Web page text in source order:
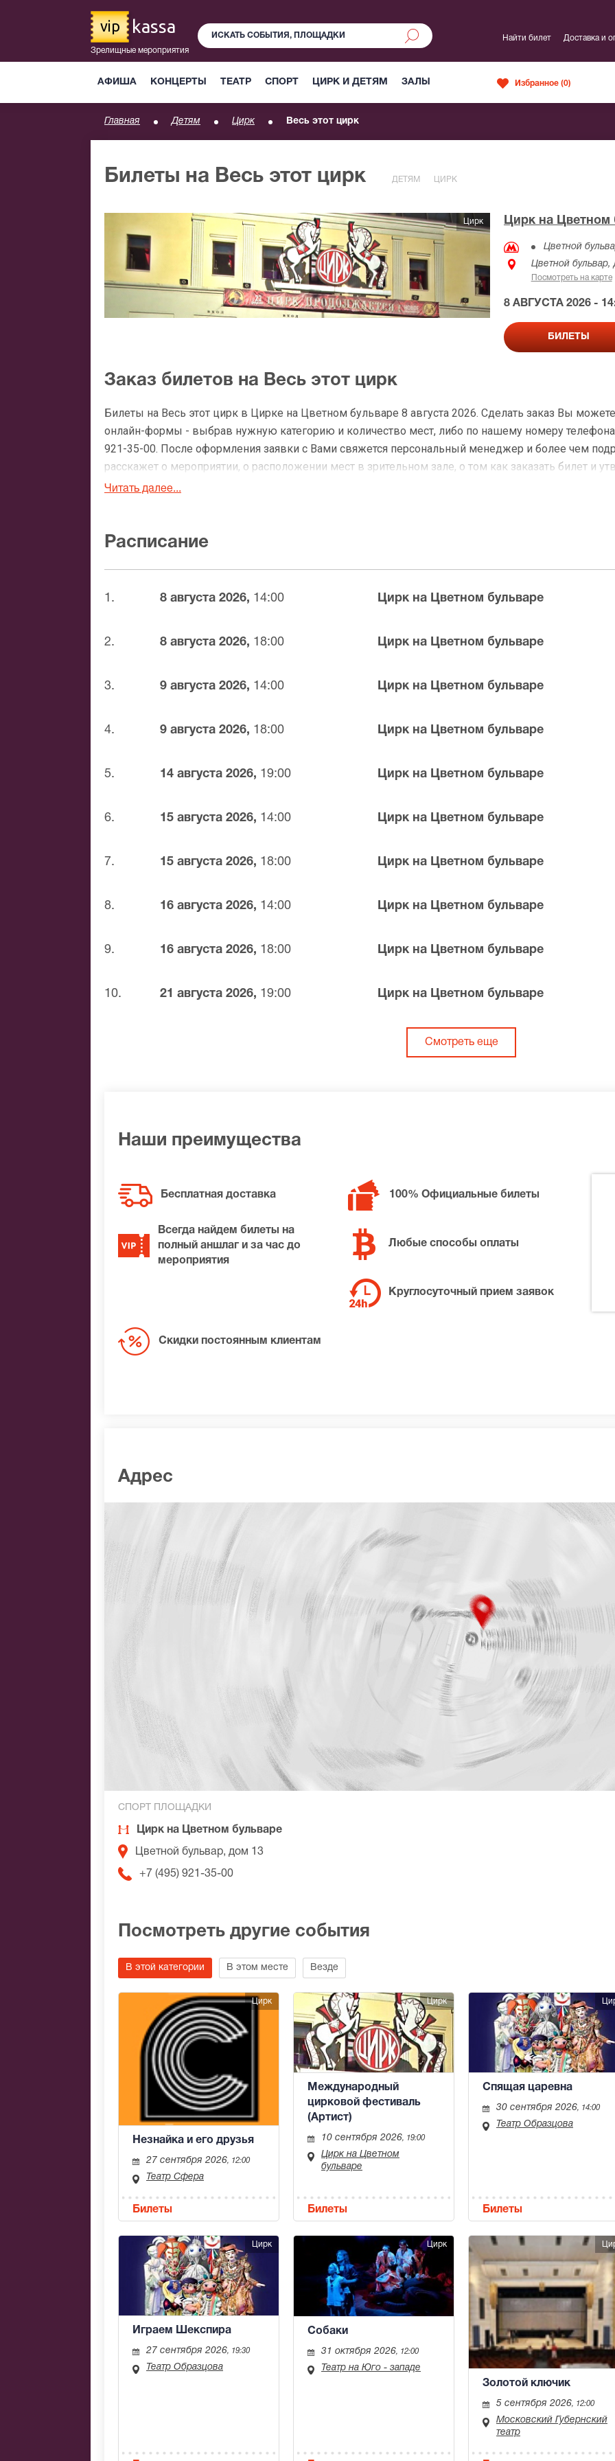
vip kassa
Зрелищные мероприятия
АФИША КОНЦЕРТЫ ТЕАТР СПОРТ ЦИРК И ДЕТЯМ ЗАЛЫ
Найти билет Доставка и
Избранное (0)
Главная Детям Цирк Весь этот цирк
Билеты на Весь этот цирк ДЕТЯМ ЦИРК
Цирк Цирк на Цветном
Цветной
Цветной бульвар,
Посмотреть на карте
8 АВГУСТА 2026 -
БИЛЕТЫ
Заказ билетов на Весь этот цирк
Билеты на Весь этот цирк в Цирке на Цветном бульваре 8 августа 2026. Сделать заказ Вы
онлайн-формы - выбрав нужную категорию и количество мест, либо по нашему номеру
921-35-00. После оформления заявки с Вами свяжется персональный менеджер и более чем
расскажет о мероприятии, о расположении мест в зрительном зале, о том как заказать билет и
доставки.
После бронирования билетов, ожидайте доставку по Москве в течение не более 2-х часов.
доставка билетов осуществляется в пределах МКАД возле метро или в пешей доступности.
Банковским переводом
бульваре. Если не удалось найти нужные билеты на Весь этот цирк, позвоните нам в call-центр и
Читать далее...
Расписание
1. 8 августа 2026, 14:00 Цирк на Цветном бульваре
2. 8 августа 2026, 18:00 Цирк на Цветном бульваре
3. 9 августа 2026, 14:00 Цирк на Цветном бульваре
4. 9 августа 2026, 18:00 Цирк на Цветном бульваре
5. 14 августа 2026, 19:00 Цирк на Цветном бульваре
6. 15 августа 2026, 14:00 Цирк на Цветном бульваре
7. 15 августа 2026, 18:00 Цирк на Цветном бульваре
8. 16 августа 2026, 14:00 Цирк на Цветном бульваре
9. 16 августа 2026, 18:00 Цирк на Цветном бульваре
10. 21 августа 2026, 19:00 Цирк на Цветном бульваре
Смотреть еще
Наши преимущества
Бесплатная доставка 100% Официальные билеты
Всегда найдем билеты на
полный аншлаг и за час до
мероприятия
Любые способы оплаты
Круглосуточный прием заявок
Скидки постоянным клиентам
Адрес
СПОРТ ПЛОЩАДКИ
Цирк на Цветном бульваре
Цветной бульвар, дом 13
+7 (495) 921-35-00
Посмотреть другие события
В этой категории В этом месте Везде
Цирк
Незнайка и его друзья
27 сентября 2026, 12:00
Театр Сфера
Билеты
Цирк
Международный
цирковой фестиваль
(Артист)
10 сентября 2026, 19:00
Цирк на Цветном
бульваре
Билеты
Спящая царевна
30 сентября 2026, 14:00
Театр Образцова
Билеты
Цирк
Играем Шекспира
27 сентября 2026, 19:30
Театр Образцова
Цирк
Собаки
31 октября 2026, 12:00
Театр на Юго - западе
Золотой ключик
5 сентября 2026, 12:00
Московский Губернский
театр